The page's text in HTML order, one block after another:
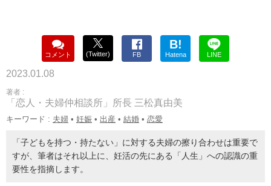
コメント (Twitter) FB
B!
Hatena LINE
2023.01.08
著者 :
「恋人・夫婦仲相談所」所長 三松真由美
キーワード : 夫婦 • 妊娠 • 出産 • 結婚 • 恋愛
「子どもを持つ・持たない」に対する夫婦の擦り合わせは重要で
すが、筆者はそれ以上に、妊活の先にある「人生」への認識の重
要性を指摘します。